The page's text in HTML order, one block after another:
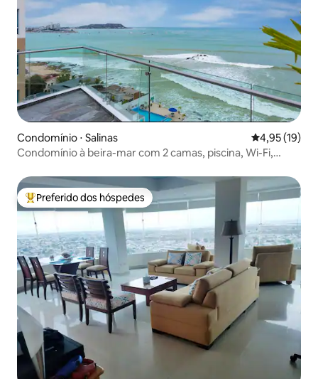
Condomínio ⋅ Salinas 4,95 de uma
4,95 (19)
Condomínio à beira-mar com 2 camas, piscina, Wi-Fi,
Entre os melhores preferidos dos hóspedes
Preferido dos hóspedes